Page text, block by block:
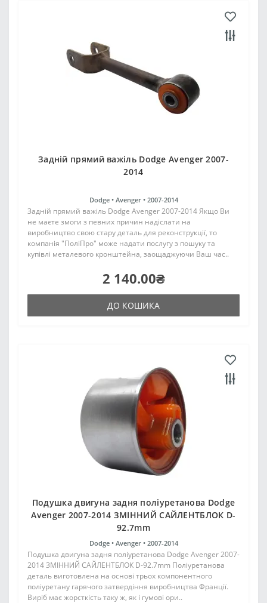
Задній прямий важіль Dodge Avenger 2007-
2014
Dodge • Avenger • 2007-2014
Задній прямий важіль Dodge Avenger 2007-2014 Якщо Ви
не маєте змоги з певних причин надіслати на
виробництво свою стару деталь для реконструкції, то
компанія "ПоліПро" може надати послугу з пошуку та
купівлі металевого кронштейна, заощаджуючи Ваш час..
2 140.00₴
ДО КОШИКА
Подушка двигуна задня поліуретанова Dodge
Avenger 2007-2014 ЗМІННИЙ САЙЛЕНТБЛОК D-
92.7mm
Dodge • Avenger • 2007-2014
Подушка двигуна задня поліуретанова Dodge Avenger 2007-
2014 ЗМІННИЙ САЙЛЕНТБЛОК D-92.7mm Поліуретанова
деталь виготовлена на основі трьох компонентного
поліуретану гарячого затвердіння виробництва Франції.
Виріб має жорсткість таку ж, як і гумові ори..